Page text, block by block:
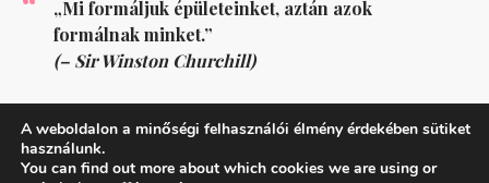
„Mi formáljuk épületeinket, aztán azok
formálnak minket.”
(– Sir Winston Churchill)
A weboldalon a minőségi felhasználói élmény érdekében sütiket
használunk.
You can find out more about which cookies we are using or